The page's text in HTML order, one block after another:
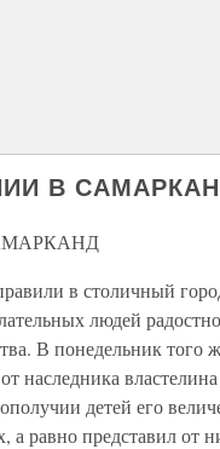
В
в столичный
людей
В понедельник того
наследника
детей его
а равно представил от